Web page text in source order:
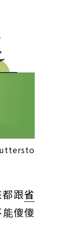
跟省
傻傻